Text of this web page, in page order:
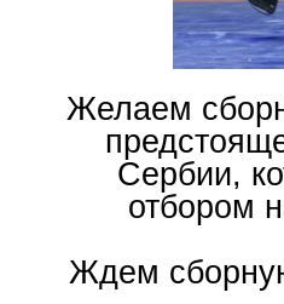
Желаем
Сербии,
отбором
Ждем